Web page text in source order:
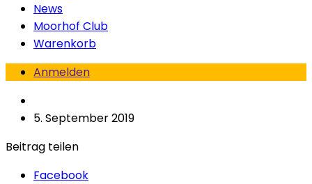
News
Moorhof Club
Warenkorb
Anmelden
5. September 2019
Beitrag teilen
Facebook